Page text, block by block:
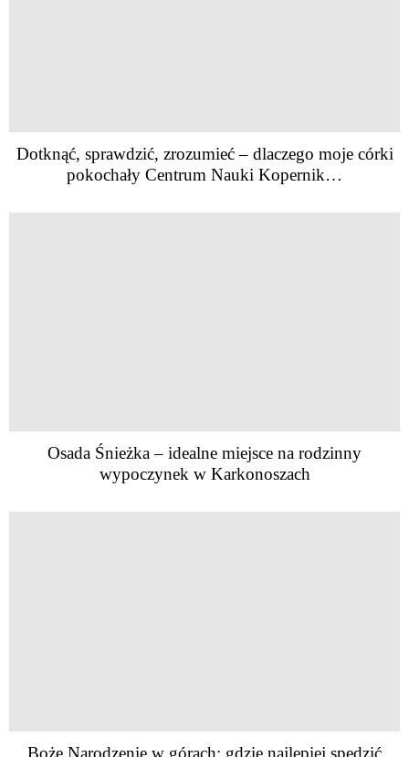
Dotknąć, sprawdzić, zrozumieć – dlaczego moje córki
pokochały Centrum Nauki Kopernik…
Osada Śnieżka – idealne miejsce na rodzinny
wypoczynek w Karkonoszach
Boże Narodzenie w górach: gdzie najlepiej spędzić